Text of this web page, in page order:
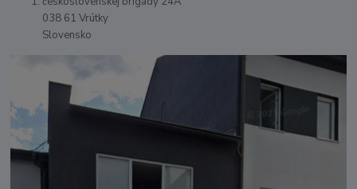
038 61 Vrútky
Slovensko